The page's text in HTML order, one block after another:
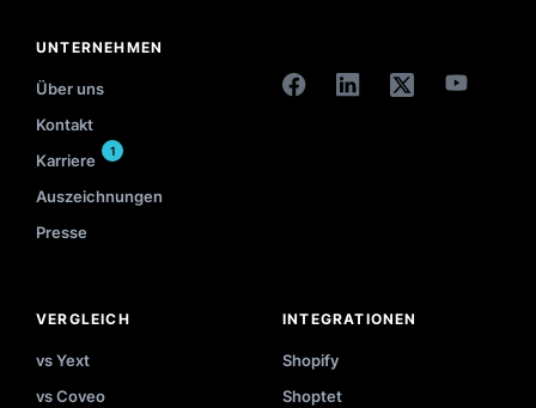
UNTERNEHMEN
Über uns
Kontakt
Karriere
1
Auszeichnungen
Presse
VERGLEICH
vs Yext
vs Coveo
INTEGRATIONEN
Shopify
Shoptet